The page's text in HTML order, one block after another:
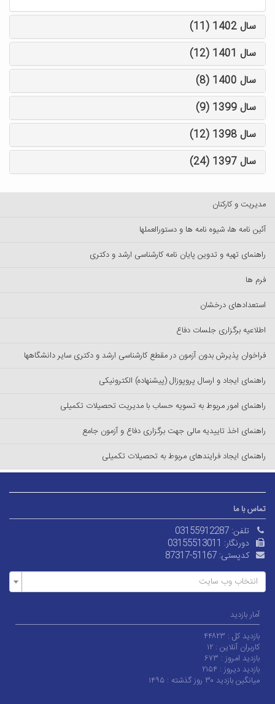
سال 1402 (11)
سال 1401 (12)
سال 1400 (8)
سال 1399 (9)
سال 1398 (12)
سال 1397 (24)
مدیریت و کارکنان
آئین نامه ها، شیوه نامه ها و دستورالعملها
راهنمای تهیه و تدوین پایان نامه کارشناسی ارشد و دکتری
فرم ها
استعدادهای درخشان
اطلاعیه برگزاری جلسات دفاع
فراخوان پذیرش بدون آزمون در مقطع کارشناسی ارشد و دکتری سایر دانشگاهها
راهنمای ایجاد و ارسال پروپوزال (پیشنهاده) الکترونیکی
راهنمای امور مربوط به تسویه حساب با مدیریت تحصیلات تکمیلی
راهنمای اخذ تاییدیه مالی جهت برگزاری دفاع و آزمون جامع
راهنمای ایجاد فرایندهای مربوط به تحصیلات تکمیلی
تماس با ما
تلفن: 03155912287
دورنگار: 03155513011
کدپستی: 87317-51167
انتخاب وب سایت
آمار بازدید
بازدید کل : ۴۴۸۲۳
کاربران آنلاین : ۱۲
بازدید امروز : ۶۷۳
بازدید دیروز : ۲۱۵۴
میانگین بازدید ۳۰ روز گذشته :
۱۴۹۵